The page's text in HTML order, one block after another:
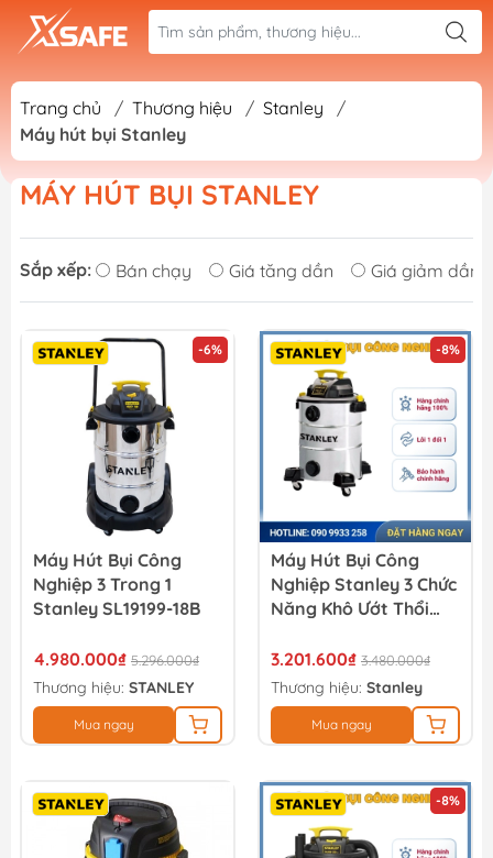
Trang chủ / Thương hiệu / Stanley
/
Máy hút bụi Stanley
MÁY HÚT BỤI STANLEY
Sắp xếp: Bán chạy Giá tăng dần Giá giảm dần
-6%
Máy Hút Bụi Công
Nghiệp 3 Trong 1
Stanley SL19199-18B
4.980.000₫ 5.296.000₫
Thương hiệu: STANLEY
Mua ngay
-8%
Máy Hút Bụi Công
Nghiệp Stanley 3 Chức
Năng Khô Ướt Thổi
3.201.600₫ 3.480.000₫
Thương hiệu: Stanley
Mua ngay
-8%